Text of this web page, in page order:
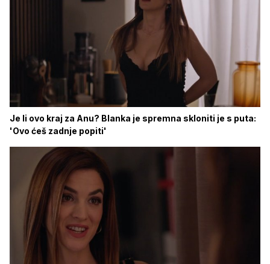
Je li ovo kraj za Anu? Blanka je spremna skloniti je s puta:
'Ovo ćeš zadnje popiti'